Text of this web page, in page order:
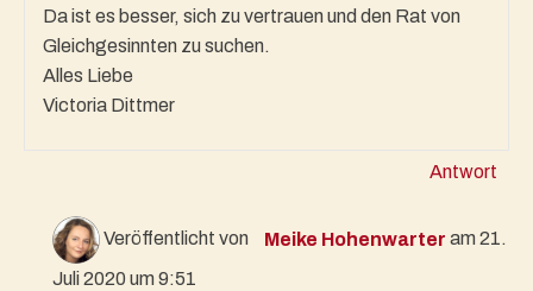
Da ist es besser, sich zu vertrauen und den Rat von
Gleichgesinnten zu suchen.
Alles Liebe
Victoria Dittmer
Antwort
Veröffentlicht von Meike Hohenwarter am 21.
Juli 2020 um 9:51